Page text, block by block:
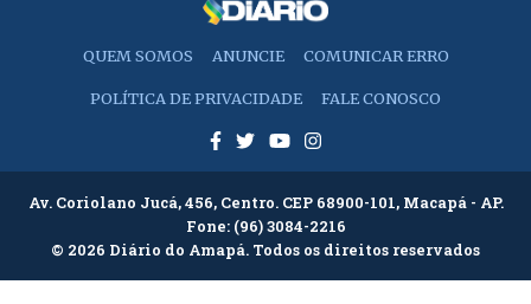
QUEM SOMOS ANUNCIE COMUNICAR ERRO
POLÍTICA DE PRIVACIDADE FALE CONOSCO
Av. Coriolano Jucá, 456, Centro. CEP 68900-101, Macapá - AP.
Fone: (96) 3084-2216
© 2026 Diário do Amapá. Todos os direitos reservados